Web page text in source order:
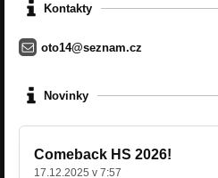
Kontakty
oto14@seznam.cz
Novinky
Comeback HS 2026!
17.12.2025 v 7:57